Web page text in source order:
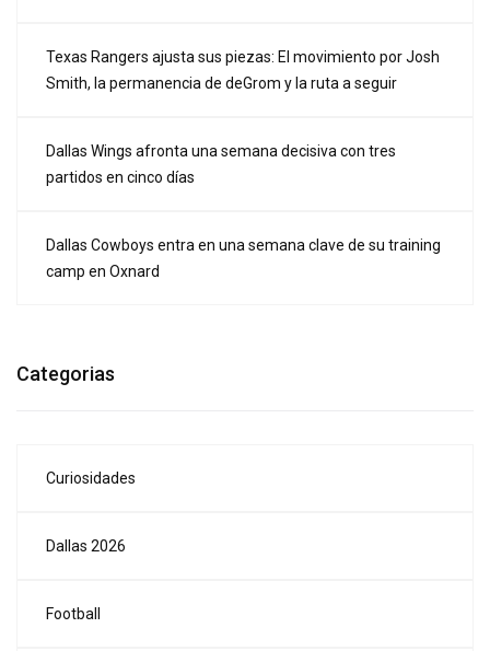
Texas Rangers ajusta sus piezas: El movimiento por Josh
Smith, la permanencia de deGrom y la ruta a seguir
Dallas Wings afronta una semana decisiva con tres
partidos en cinco días
Dallas Cowboys entra en una semana clave de su training
camp en Oxnard
Categorias
Curiosidades
Dallas 2026
Football